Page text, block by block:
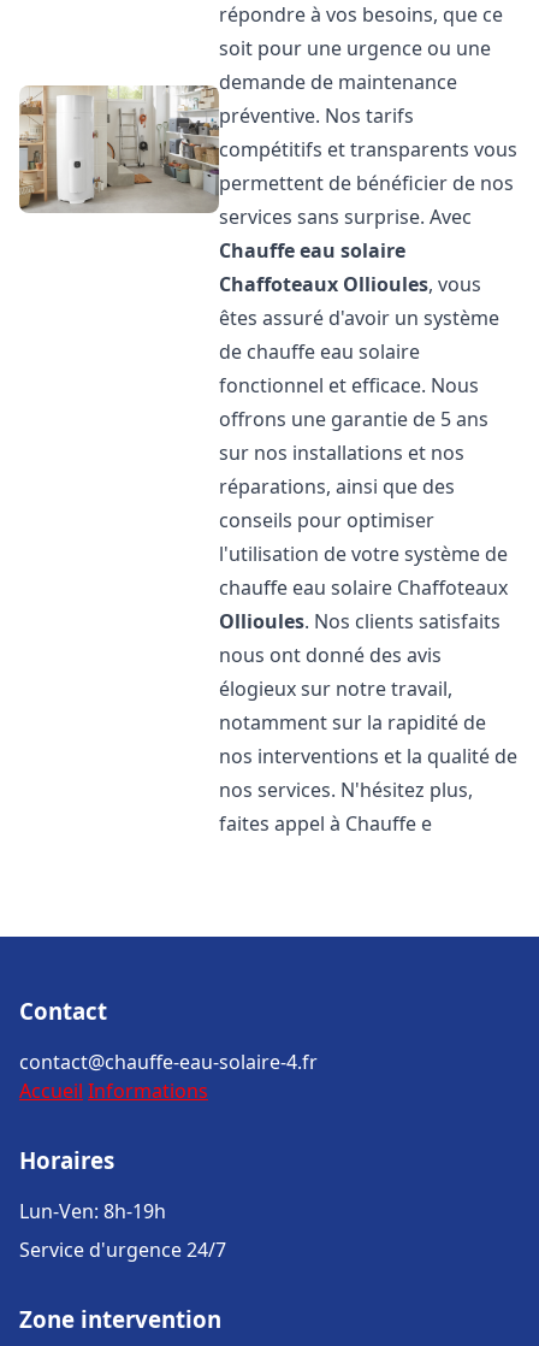
répondre à vos besoins, que ce
soit pour une urgence ou une
demande de maintenance
préventive. Nos tarifs
compétitifs et transparents vous
permettent de bénéficier de nos
services sans surprise. Avec
Chauffe eau solaire
Chaffoteaux Ollioules, vous
êtes assuré d'avoir un système
de chauffe eau solaire
fonctionnel et efficace. Nous
offrons une garantie de 5 ans
sur nos installations et nos
réparations, ainsi que des
conseils pour optimiser
l'utilisation de votre système de
chauffe eau solaire Chaffoteaux
Ollioules. Nos clients satisfaits
nous ont donné des avis
élogieux sur notre travail,
notamment sur la rapidité de
nos interventions et la qualité de
nos services. N'hésitez plus,
faites appel à Chauffe e
Contact
contact@chauffe-eau-solaire-4.fr
Accueil Informations
Horaires
Lun-Ven: 8h-19h
Service d'urgence 24/7
Zone intervention